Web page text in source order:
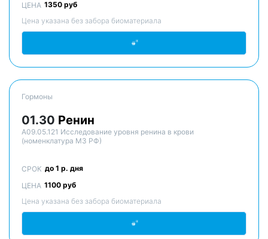
ЦЕНА 1350 руб
Цена указана без забора биоматериала
Гормоны
01.30 Ренин
A09.05.121 Исследование уровня ренина в крови
(номенклатура МЗ РФ)
СРОК до 1 р. дня
ЦЕНА 1100 руб
Цена указана без забора биоматериала